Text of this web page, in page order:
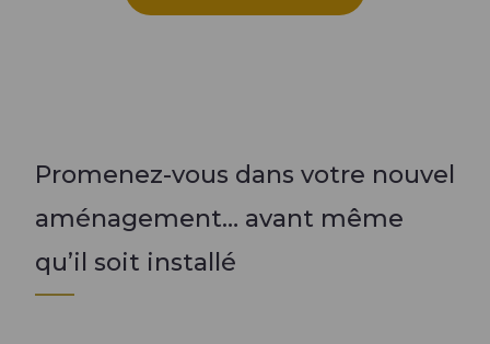
Promenez-vous dans votre nouvel
aménagement… avant même
qu’il soit installé